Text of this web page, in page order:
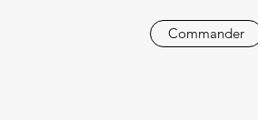
Commander